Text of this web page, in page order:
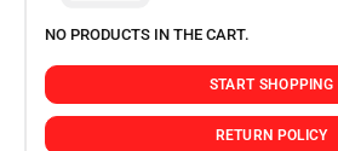
NO PRODUCTS IN THE CART.
START SHOPPING
RETURN POLICY